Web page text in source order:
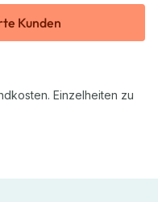
Kunden
Einzelheiten zu